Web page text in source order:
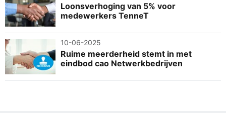
Loonsverhoging van 5% voor
medewerkers TenneT
10-06-2025
Ruime meerderheid stemt in met
eindbod cao Netwerkbedrijven